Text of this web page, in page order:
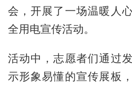
会，开展了一场温暖人
全用电宣传活动。
活动中，志愿者们通过
示形象易懂的宣传展板